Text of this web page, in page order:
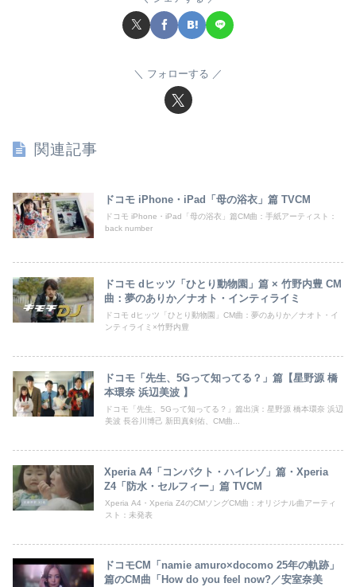
フォローする
関連記事
ドコモ iPhone・iPad「母の浴衣」篇 TVCM
ドコモ iPhone・iPad「母の浴衣」篇CM曲：手紙アーティスト：
back number
ドコモ dヒッツ「ひとり動物園」篇 × 竹野内豊 CM
曲：夢のありか／ナオト・インティライミ
ドコモ dヒッツ「ひとり動物園」CM曲：夢のありか／ナオト・イ
ンティライミ×竹野内豊
ドコモ「先生、5Gって知ってる？」篇【星野源 橋
本環奈 浜辺美波 】
ドコモ「先生、5Gって知ってる？」篇出演：星野源 橋本環奈 浜辺
美波 長谷川博己 新田真剣佑、CM曲...
Xperia A4「コンパクト・ハイレゾ」篇・Xperia
Z4「防水・セルフィー」篇 TVCM
Xperia A4・Xperia Z4のCMソングCM曲：オリジナル曲アーティ
スト：未発表
ドコモCM「namie amuro×docomo 25年の軌跡」
篇のCM曲「How do you feel now?／安室奈美